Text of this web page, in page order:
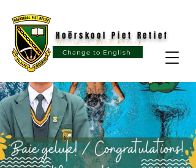
Change to English
Hoërskool Piet Retief
Hoërskool Piet Retief